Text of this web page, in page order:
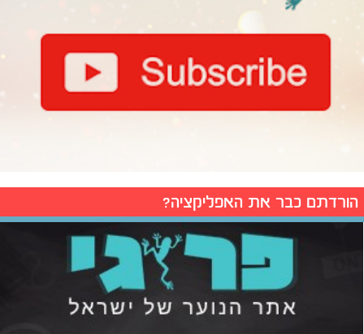
הורדתם כבר את האפליקציה?